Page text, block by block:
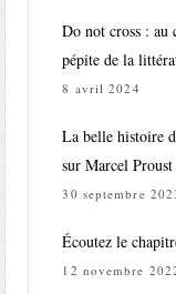
Do not cross : au
pépite de la
8 avril 2024
La belle histoire
sur Marcel Proust
30 septembre
Écoutez le
12 novembre